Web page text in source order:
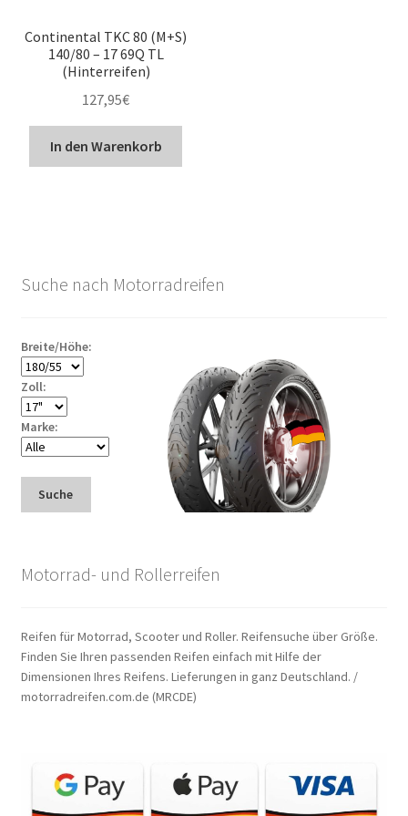
Continental TKC 80 (M+S)
140/80 – 17 69Q TL
(Hinterreifen)
127,95€
In den Warenkorb
Suche nach Motorradreifen
Breite/Höhe:
Zoll:
Marke:
Suche
Motorrad- und Rollerreifen
Reifen für Motorrad, Scooter und Roller. Reifensuche über Größe.
Finden Sie Ihren passenden Reifen einfach mit Hilfe der
Dimensionen Ihres Reifens. Lieferungen in ganz Deutschland. /
motorradreifen.com.de (MRCDE)